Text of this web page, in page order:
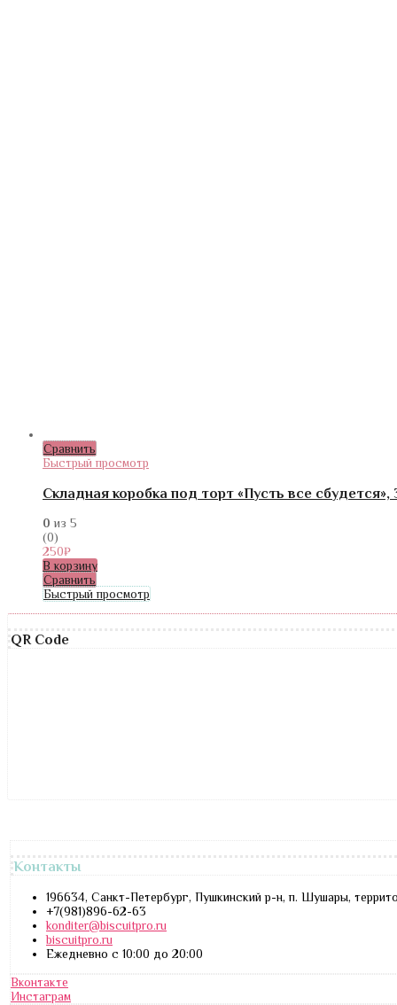
Сравнить
Быстрый просмотр
Складная коробка под торт «Пусть все сбудется»,
0 из 5
(0)
250₽
В корзину
Сравнить
Быстрый просмотр
QR Code
Контакты
196634, Санкт-Петербург, Пушкинский р-н, п. Шушары,
+7(981)896-62-63
konditer@biscuitpro.ru
biscuitpro.ru
Ежедневно с 10:00 до 20:00
Вконтакте
Инстаграм